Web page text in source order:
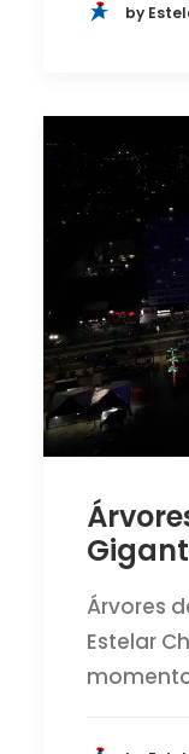
by
Árvores
Estelar